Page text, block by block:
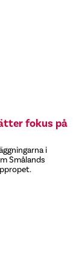
fokus på
i
Smålands